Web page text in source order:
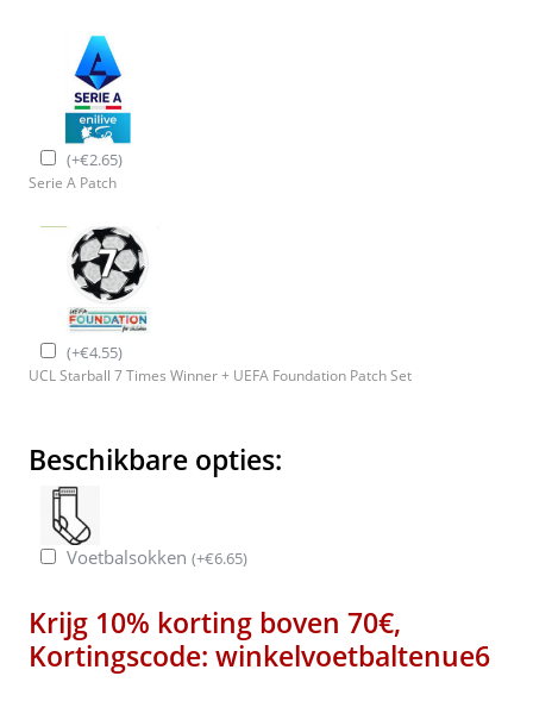
(+€2.65)
Serie A Patch
(+€4.55)
UCL Starball 7 Times Winner + UEFA Foundation Patch Set
Beschikbare opties:
Voetbalsokken (+€6.65)
Krijg 10% korting boven 70€,
Kortingscode: winkelvoetbaltenue6